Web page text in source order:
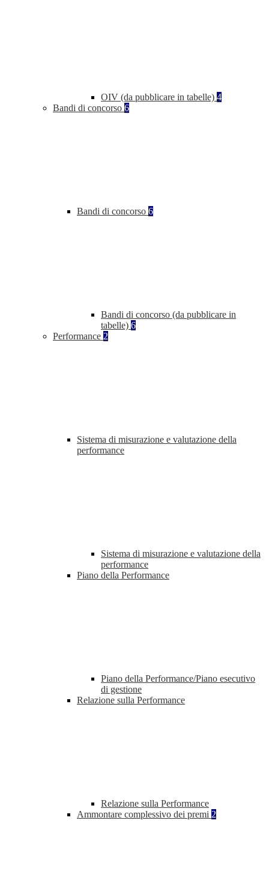
OIV (da pubblicare in tabelle) 4
Bandi di concorso 6
Bandi di concorso 6
Bandi di concorso (da pubblicare in
tabelle) 6
Performance 2
Sistema di misurazione e valutazione della
performance
Sistema di misurazione e valutazione della
performance
Piano della Performance
Piano della Performance/Piano esecutivo
di gestione
Relazione sulla Performance
Relazione sulla Performance
Ammontare complessivo dei premi 2